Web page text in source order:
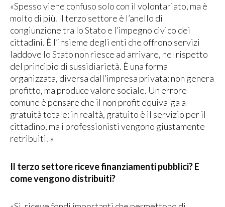
«Spesso viene confuso solo con il volontariato, ma è
molto di più. Il terzo settore è l’anello di
congiunzione tra lo Stato e l’impegno civico dei
cittadini. È l’insieme degli enti che offrono servizi
laddove lo Stato non riesce ad arrivare, nel rispetto
del principio di sussidiarietà. È una forma
organizzata, diversa dall’impresa privata: non genera
profitto, ma produce valore sociale. Un errore
comune è pensare che il non profit equivalga a
gratuità totale: in realtà, gratuito è il servizio per il
cittadino, ma i professionisti vengono giustamente
retribuiti. »
Il terzo settore riceve finanziamenti pubblici? E
come vengono distribuiti?